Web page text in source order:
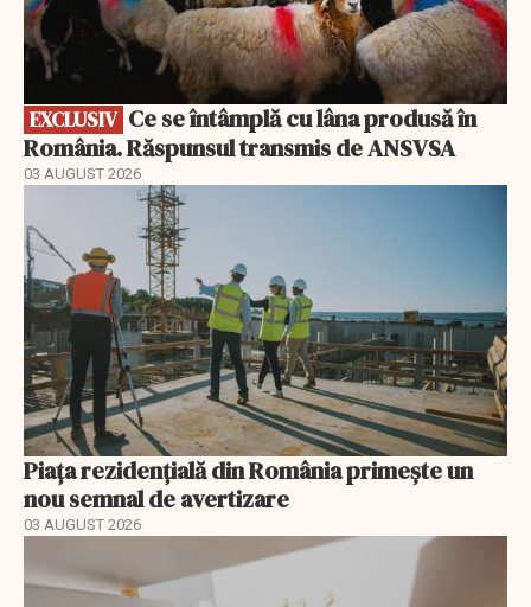
EXCLUSIV
România. Răspunsul transmis de ANSVSA
03 AUGUST 2026
Piața rezidențială din România primește un
nou semnal de avertizare
03 AUGUST 2026